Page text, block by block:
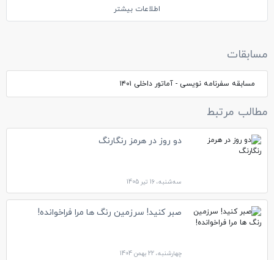
اطلاعات بیشتر
مسابقات
مسابقه سفرنامه نویسی - آماتور داخلی ۱۴۰۱
مطالب مرتبط
دو روز در هرمز رنگارنگ
سه‌شنبه، 16 تیر 1405
صبر کنید! سرزمین رنگ ها مرا فراخوانده!
چهارشنبه، 22 بهمن 1404